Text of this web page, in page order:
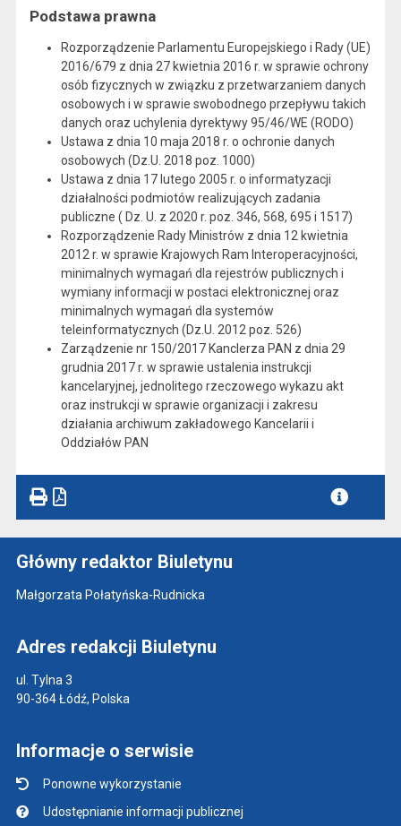
Podstawa prawna
Rozporządzenie Parlamentu Europejskiego i Rady (UE)
2016/679 z dnia 27 kwietnia 2016 r. w sprawie ochrony
osób fizycznych w związku z przetwarzaniem danych
osobowych i w sprawie swobodnego przepływu takich
danych oraz uchylenia dyrektywy 95/46/WE (RODO)
Ustawa z dnia 10 maja 2018 r. o ochronie danych
osobowych (Dz.U. 2018 poz. 1000)
Ustawa z dnia 17 lutego 2005 r. o informatyzacji
działalności podmiotów realizujących zadania
publiczne ( Dz. U. z 2020 r. poz. 346, 568, 695 i 1517)
Rozporządzenie Rady Ministrów z dnia 12 kwietnia
2012 r. w sprawie Krajowych Ram Interoperacyjności,
minimalnych wymagań dla rejestrów publicznych i
wymiany informacji w postaci elektronicznej oraz
minimalnych wymagań dla systemów
teleinformatycznych (Dz.U. 2012 poz. 526)
Zarządzenie nr 150/2017 Kanclerza PAN z dnia 29
grudnia 2017 r. w sprawie ustalenia instrukcji
kancelaryjnej, jednolitego rzeczowego wykazu akt
oraz instrukcji w sprawie organizacji i zakresu
działania archiwum zakładowego Kancelarii i
Oddziałów PAN
Główny redaktor Biuletynu
Małgorzata Połatyńska-Rudnicka
Adres redakcji Biuletynu
ul. Tylna 3
90-364 Łódź, Polska
Informacje o serwisie
Ponowne wykorzystanie
Udostępnianie informacji publicznej